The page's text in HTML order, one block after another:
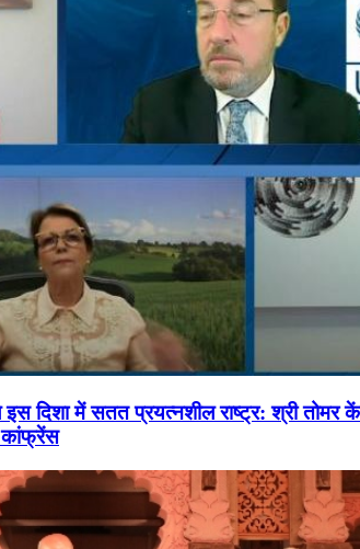
दिशा में सतत प्रयत्नशील राष्ट्र: श्री तोमर
कांफ्रेंस